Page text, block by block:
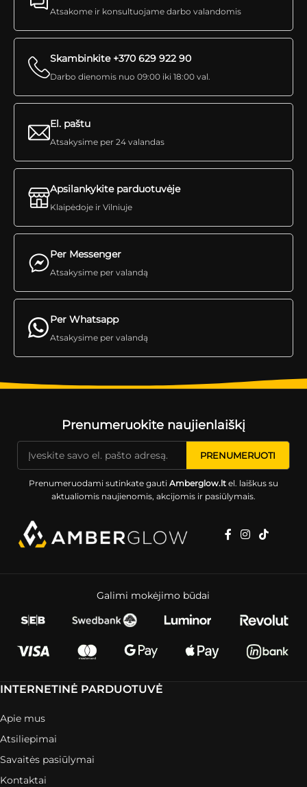
Atsakome ir konsultuojame darbo valandomis
Skambinkite +370 629 922 90
Darbo dienomis nuo 09:00 iki 18:00 val.
Per Messenger
Atsakysime per valandą
El. paštu
Atsakysime per 24 valandas
Apsilankykite parduotuvėje
Klaipėdoje ir Vilniuje
Per Whatsapp
Atsakysime per valandą
Prenumeruokite naujienlaiškį
Prenumeruodami sutinkate gauti Amberglow.ltel. laiškus su
aktualiomis naujienomis, akcijomis ir pasiūlymais.
Galimi mokėjimo būdai
INTERNETINĖ PARDUOTUVĖ
Apie mus
Atsiliepimai
Savaitės pasiūlymai
Kontaktai